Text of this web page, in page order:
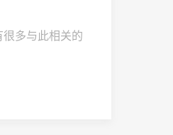
多与此相关的